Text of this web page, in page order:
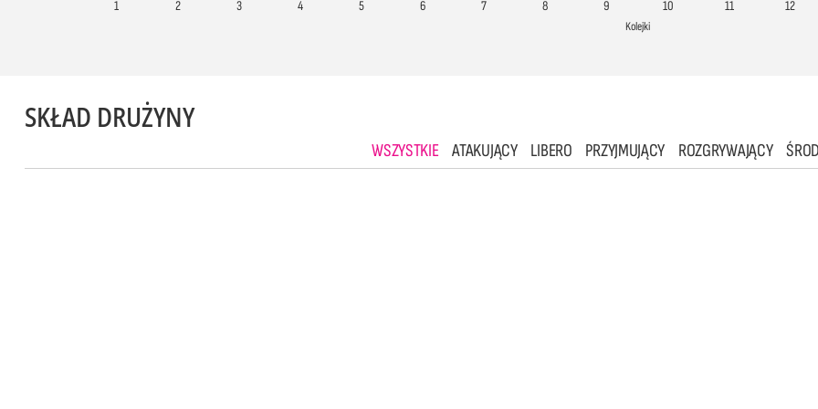
Kolejki
1 2 3 4 5 6 7 8 9 10 11 12
SKŁAD DRUŻYNY
WSZYSTKIE ATAKUJĄCY LIBERO PRZYJMUJĄCY ROZGRYWAJĄCY